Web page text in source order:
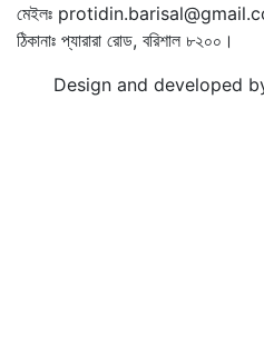
মেইলঃ
ঠিকানাঃ প্যারারা রোড, বরিশাল ৮২০০।
Design and developed